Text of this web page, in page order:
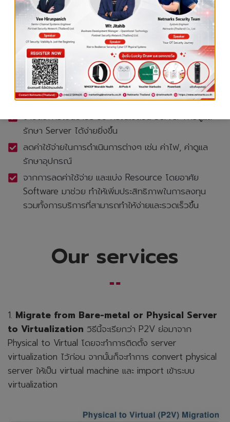
ช่วยให้มีการจัดการแบบรวมศูนย์ (Centralize
Management) สามารถบริหารจัดการ server ทั้งหมด
ได้จากจุดเดียว
มีความยืดหยุ่นในการบริหารจัดการ เช่น การเพิ่ม server
ใหม่ การเพิ่ม resource ให้กับ virtual server แต่ละ
เครื่อง หรือการยกเลิกใช้งาน server สามารถทำได้ง่าย
ขึ้น
ง่ายต่อการโอนย้ายระบบ กรณีเปลี่ยน Server การดูแล
รักษา Server ได้ง่ายยิ่งขึ้น
ลดค่าใช้จ่ายในการดำเนินการต่างๆ เช่น ค่าไฟ, ค่าดูแล
รักษาอุปกรณ์
จากการลดค่าใช้จ่าย และแบ่ง Resource โดยอาศัย
Software มาช่วย ทำให้เพิ่มประสิทธิภาพในการลงทุน
รวมทั้งการบริการที่สามารถทำให้ง่ายและรวดเร็วขึ้น
Our services
1. Migrate from Bare-metal or Physical Server
to Virtualization วิธีนี้จะเรียกว่า P2V ย่อมาจาก
Physical to Virtual โดยจะทำการติดตั้ง server
virtualization ไว้ก่อน จากนั้นก็จะทำการ convert physical
server ให้เป็น virtual machine และ import เข้าระบบ
virtualization